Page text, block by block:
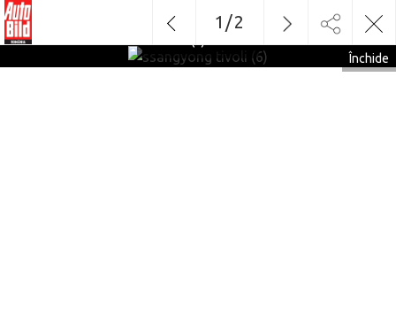
ssangyong tivoli
Închide
1 /2